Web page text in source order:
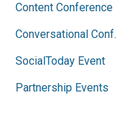
Content Conference
Conversational Conf.
SocialToday Event
Partnership Events